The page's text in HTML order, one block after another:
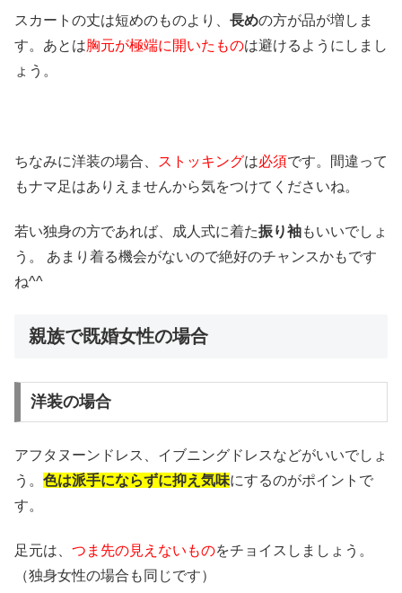
スカートの丈は短めのものより、 長めの方が品が増しま
す。あとは胸元が極端に開いたものは避けるようにしまし
ょう。
ちなみに洋装の場合、 ストッキングは必須です。間違って
もナマ足はありえませんから気をつけてくださいね。
若い独身の方であれば、成人式に着た振り袖もいいでしょ
う。 あまり着る機会がないので絶好のチャンスかもです
ね^^
親族で既婚女性の場合
洋装の場合
アフタヌーンドレス、イブニングドレスなどがいいでしょ
う。 色は派手にならずに抑え気味にするのがポイントで
す。
足元は、 つま先の見えないものをチョイスしましょう。
（独身女性の場合も同じです）